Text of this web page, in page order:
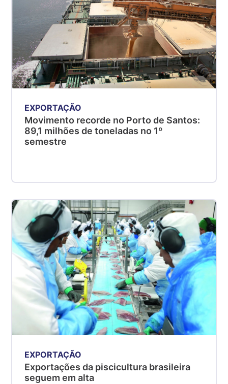
EXPORTAÇÃO
Movimento recorde no Porto de Santos:
89,1 milhões de toneladas no 1º
semestre
EXPORTAÇÃO
Exportações da piscicultura brasileira
seguem em alta